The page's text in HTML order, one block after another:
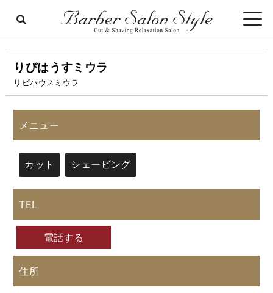
りびはうすミウラ
リビハウスミウラ
メニュー
カット シェービング
TEL
電話する
住所